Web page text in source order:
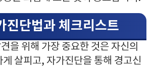
진단법과 체크리스트
을 위해 가장 중요한 것은 자신의
살피고, 자가진단을 통해 경고신